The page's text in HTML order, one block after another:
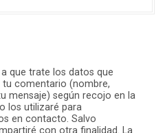
a que trate los datos que
tu comentario (nombre,
mensaje) según recojo en la
los utilizaré para
en contacto. Salvo
con otra finalidad. La